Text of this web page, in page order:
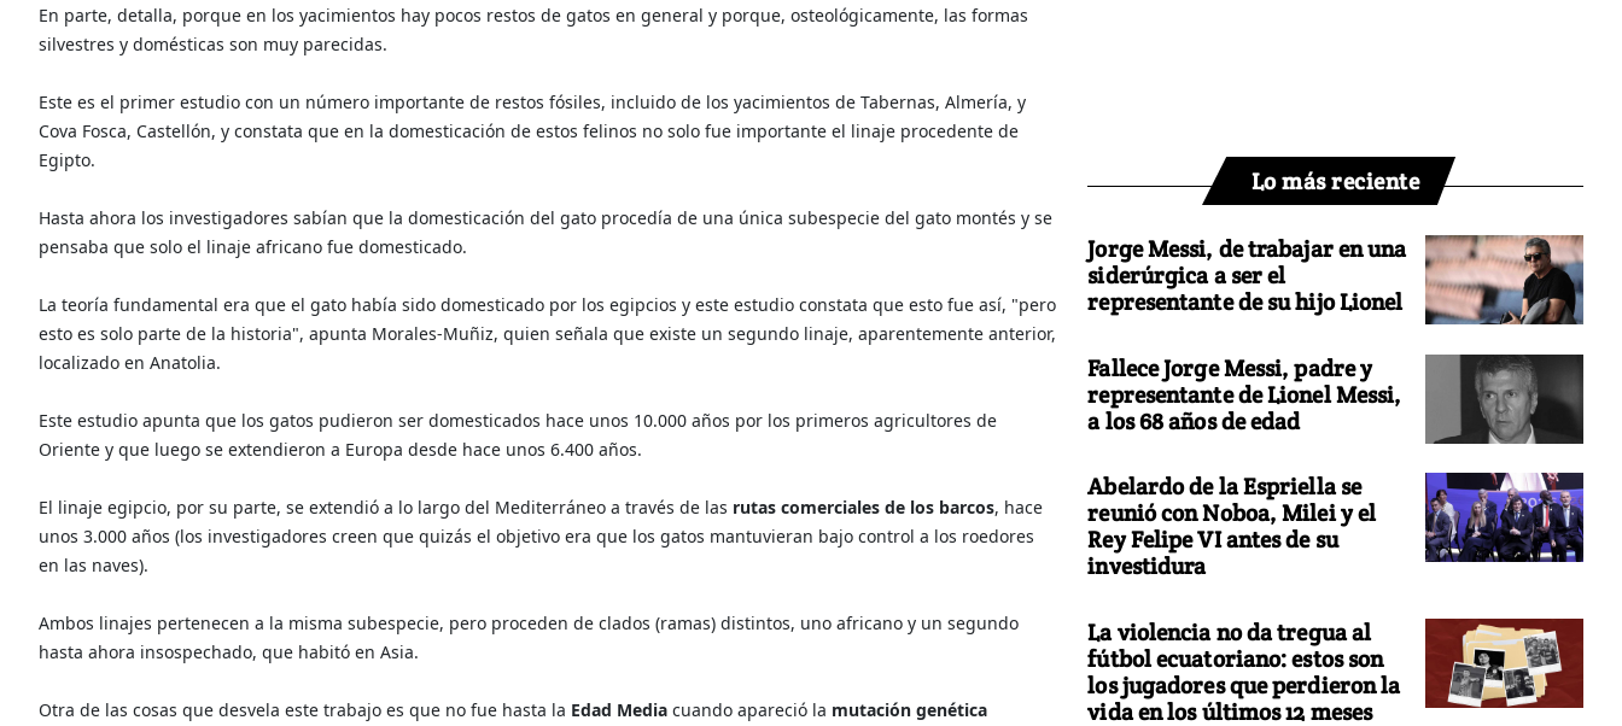
En parte, detalla, porque en los yacimientos hay pocos restos de gatos en general y porque, osteológicamente, las formas
silvestres y domésticas son muy parecidas.
Este es el primer estudio con un número importante de restos fósiles, incluido de los yacimientos de Tabernas, Almería, y
Cova Fosca, Castellón, y constata que en la domesticación de estos felinos no solo fue importante el linaje procedente de
Egipto.
Hasta ahora los investigadores sabían que la domesticación del gato procedía de una única subespecie del gato montés y se
pensaba que solo el linaje africano fue domesticado.
La teoría fundamental era que el gato había sido domesticado por los egipcios y este estudio constata que esto fue así, "pero
esto es solo parte de la historia", apunta Morales-Muñiz, quien señala que existe un segundo linaje, aparentemente anterior,
localizado en Anatolia.
Este estudio apunta que los gatos pudieron ser domesticados hace unos 10.000 años por los primeros agricultores de
Oriente y que luego se extendieron a Europa desde hace unos 6.400 años.
El linaje egipcio, por su parte, se extendió a lo largo del Mediterráneo a través de las rutas comerciales de los barcos, hace
unos 3.000 años (los investigadores creen que quizás el objetivo era que los gatos mantuvieran bajo control a los roedores
en las naves).
Ambos linajes pertenecen a la misma subespecie, pero proceden de clados (ramas) distintos, uno africano y un segundo
hasta ahora insospechado, que habitó en Asia.
Otra de las cosas que desvela este trabajo es que no fue hasta la Edad Media cuando apareció la mutación genética
Lo más reciente
Jorge Messi, de trabajar en una
siderúrgica a ser el
representante de su hijo Lionel
Fallece Jorge Messi, padre y
representante de Lionel Messi,
a los 68 años de edad
Abelardo de la Espriella se
reunió con Noboa, Milei y el
Rey Felipe VI antes de su
investidura
La violencia no da tregua al
fútbol ecuatoriano: estos son
los jugadores que perdieron la
vida en los últimos 12 meses